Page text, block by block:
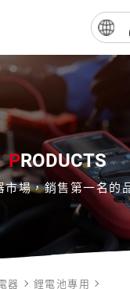
PRODUCTS
市場，銷售第一名的
器
鋰電池專用